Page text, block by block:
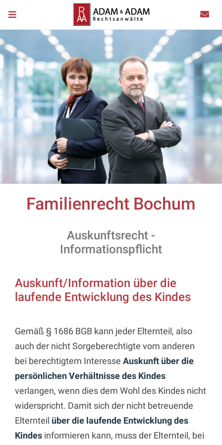
Familienrecht Bochum
Auskunftsrecht -
Informationspflicht
Auskunft/Information über die
laufende Entwicklung des Kindes
Gemäß § 1686 BGB kann jeder Elternteil, also
auch der nicht Sorgeberechtigte vom anderen
bei berechtigtem Interesse Auskunft über die
persönlichen Verhältnisse des Kindes
verlangen, wenn dies dem Wohl des Kindes nicht
widerspricht. Damit sich der nicht betreuende
Elternteil über die laufende Entwicklung des
Kindes informieren kann, muss der Elternteil, bei